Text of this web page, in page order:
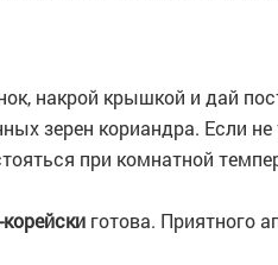
накрой крышкой и дай
зерен кориандра. Если
при комнатной
готова. Приятного